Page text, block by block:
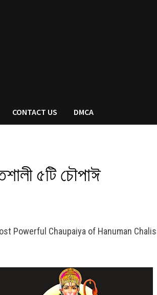
CONTACT US DMCA
৫টি চৌপাঈ
Powerful Chaupaiya of Hanuman